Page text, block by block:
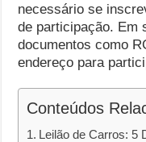
necessário se
de participação. Em
documentos como
endereço para
Conteúdos
Leilão de Carros: 5